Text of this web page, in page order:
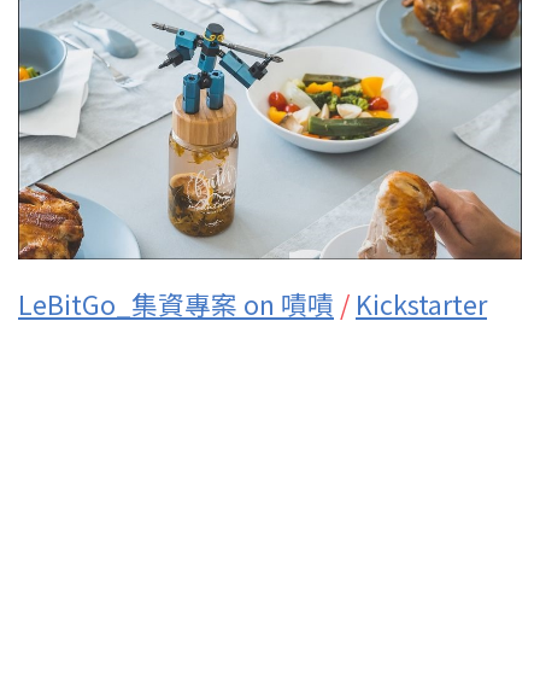
LeBitGo_集資專案 on 嘖嘖 / Kickstarter